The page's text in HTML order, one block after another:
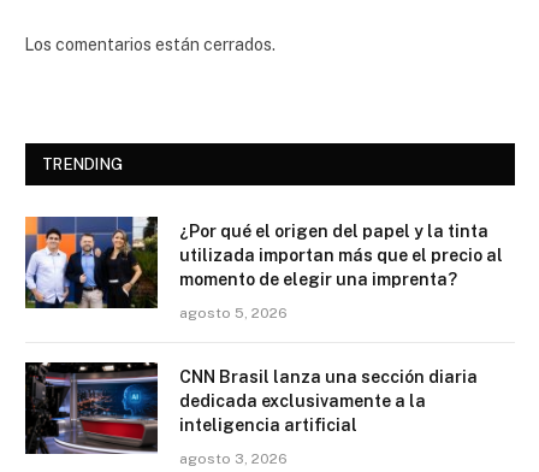
Los comentarios están cerrados.
TRENDING
¿Por qué el origen del papel y la tinta
utilizada importan más que el precio al
momento de elegir una imprenta?
agosto 5, 2026
CNN Brasil lanza una sección diaria
dedicada exclusivamente a la
inteligencia artificial
agosto 3, 2026